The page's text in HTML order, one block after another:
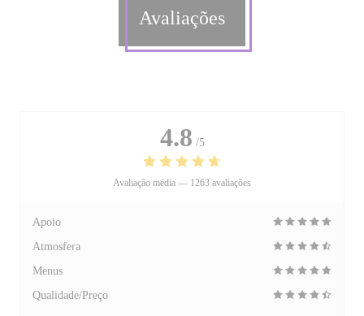
Avaliações
4.8 /5
Avaliação média — 1263 avaliações
Apoio
Atmosfera
Menus
Qualidade/Preço